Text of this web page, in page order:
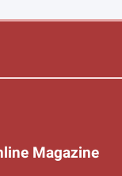
Magazine